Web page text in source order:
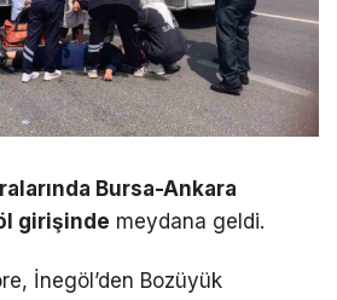
Bursa-Ankara
girişinde meydana geldi.
İnegöl’den Bozüyük